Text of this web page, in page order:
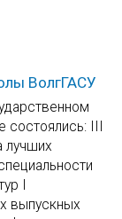
ВолгГАСУ
состоялись: III
лучших
I
выпускных